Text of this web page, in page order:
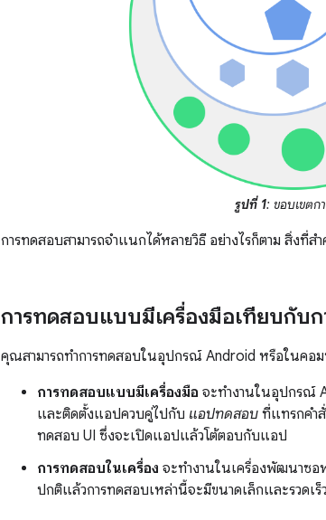
รูปที่ 1: ขอบเขตก
การทดสอบสามารถจำแนกได้หลายวิธี อย่างไรก็ตาม สิ่
การทดสอบแบบมีเครื่องมือเทียบกับก
คุณสามารถทำการทดสอบในอุปกรณ์ Android หรือในคอม
การทดสอบแบบมีเครื่องมือ จะทำงานในอุปกรณ์
และติดตั้งแอปควบคู่ไปกับ แอปทดสอบ ที่แทรกคำ
ทดสอบ UI ซึ่งจะเปิดแอปแล้วโต้ตอบกับแอป
การทดสอบในเครื่อง จะทำงานในเครื่องพัฒนาซอ
ปกติแล้วการทดสอบเหล่านี้จะมีขนาดเล็กและรวด